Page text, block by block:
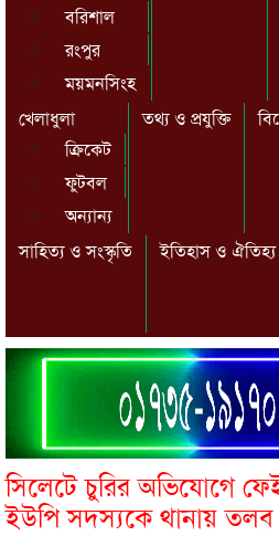
বরিশাল
রংপুর
ময়মনসিংহ
খেলাধুলা
ক্রিকেট
ফুটবল
অন্যান্য
তথ্য ও প্রযুক্তি
সাহিত্য ও সংস্কৃতি ইতিহাস ও ঐতিহ্য
সিলেটে চুরির অভিযোগে
ইউপি সদস্যকে থানায় তলব